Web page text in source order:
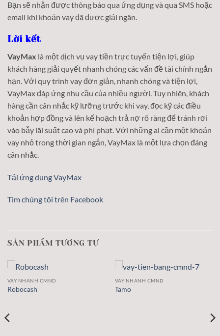
Bạn sẽ nhận được thông báo qua ứng dụng và qua SMS hoặc
email khi khoản vay đã được giải ngân.
Lời kết
VayMax là một dịch vụ vay tiền trực tuyến tiện lợi, giúp
khách hàng giải quyết nhanh chóng các vấn đề tài chính ngắn
hạn. Với quy trình vay đơn giản, nhanh chóng và tiện lợi,
VayMax đáp ứng nhu cầu của nhiều người. Tuy nhiên, khách
hàng cần cân nhắc kỹ lưỡng trước khi vay, đọc kỹ các điều
khoản hợp đồng và lên kế hoạch trả nợ rõ ràng để tránh rơi
vào bẫy lãi suất cao và phí phạt. Với những ai cần một khoản
vay nhỏ trong thời gian ngắn, VayMax là một lựa chọn đáng
cân nhắc.
Tải ứng dụng VayMax
Tìm chúng tôi trên Facebook
SẢN PHẨM TƯƠNG TỰ
VAY NHANH CMND
Robocash
VAY NHANH CMND
Tamo